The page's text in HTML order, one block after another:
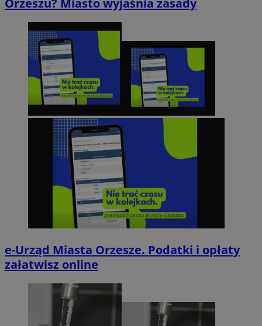
Orzeszu? Miasto wyjaśnia zasady
e-Urząd Miasta Orzesze. Podatki i opłaty
załatwisz online